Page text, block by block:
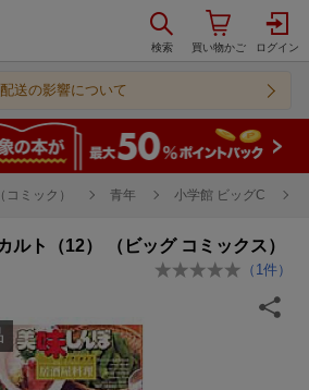
送の影響について
コミック） 青年 小学館 ビッグC
ルト（12） （ビッグ コミックス）
（ 1 件）